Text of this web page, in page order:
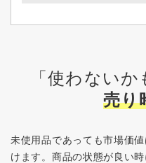
「使わない
売り
未使用品であっても市場価
けます。 商品の状態が良い